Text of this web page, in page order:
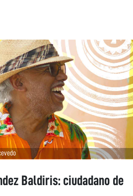
Baldiris: ciudadano de